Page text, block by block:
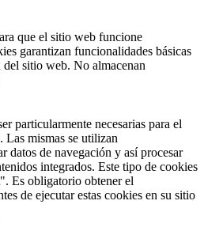
que el sitio web funcione
garantizan funcionalidades básicas
del sitio web. No almacenan
particularmente necesarias para el
mismas se utilizan
datos de navegación y así procesar
integrados. Este tipo de cookies
Es obligatorio obtener el
de ejecutar estas cookies en su sitio